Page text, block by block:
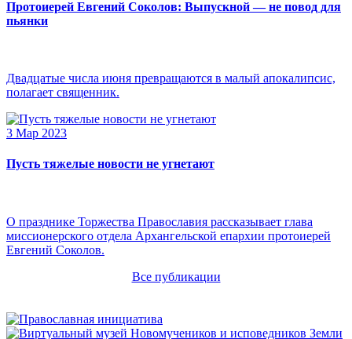
Протоиерей Евгений Соколов: Выпускной — не повод для
пьянки
Двадцатые числа июня превращаются в малый апокалипсис,
полагает священник.
3 Мар 2023
Пусть тяжелые новости не угнетают
О празднике Торжества Православия рассказывает глава
миссионерского отдела Архангельской епархии протоиерей
Евгений Соколов.
Все публикации